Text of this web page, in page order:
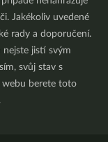
Jakékoliv uvedené
rady a doporučení.
nejste jistí svým
svůj stav s
webu berete toto